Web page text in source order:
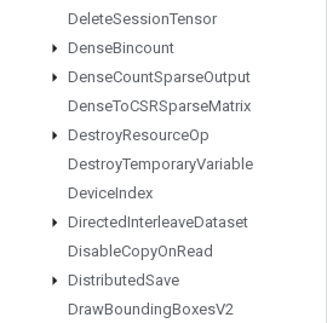
DeleteSessionTensor
DenseBincount
DenseCountSparseOutput
DenseToCSRSparseMatrix
DestroyResourceOp
DestroyTemporaryVariable
DeviceIndex
DirectedInterleaveDataset
DisableCopyOnRead
DistributedSave
DrawBoundingBoxesV2